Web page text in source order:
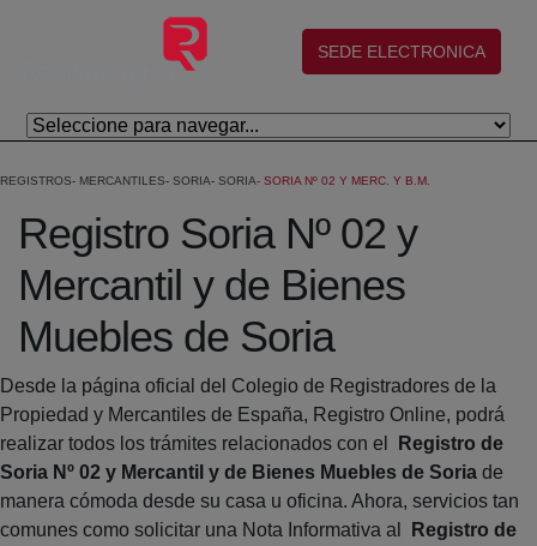
Skip to Main Content
(abre en nueva ventana)
SEDE ELECTRONICA
REGISTROS MERCANTILES SORIA SORIA SORIA Nº 02 Y MERC. Y B.M.
Registro Soria Nº 02 y
Mercantil y de Bienes
Muebles de Soria
Desde la página oficial del Colegio de Registradores de la
Propiedad y Mercantiles de España, Registro Online, podrá
realizar todos los trámites relacionados con el
Registro de
Soria Nº 02 y Mercantil y de Bienes Muebles de Soria de
manera cómoda desde su casa u oficina. Ahora, servicios tan
comunes como solicitar una Nota Informativa al
Registro de